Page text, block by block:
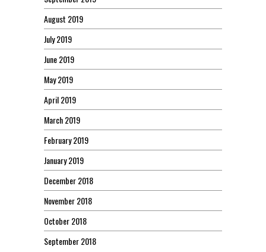
August 2019
July 2019
June 2019
May 2019
April 2019
March 2019
February 2019
January 2019
December 2018
November 2018
October 2018
September 2018